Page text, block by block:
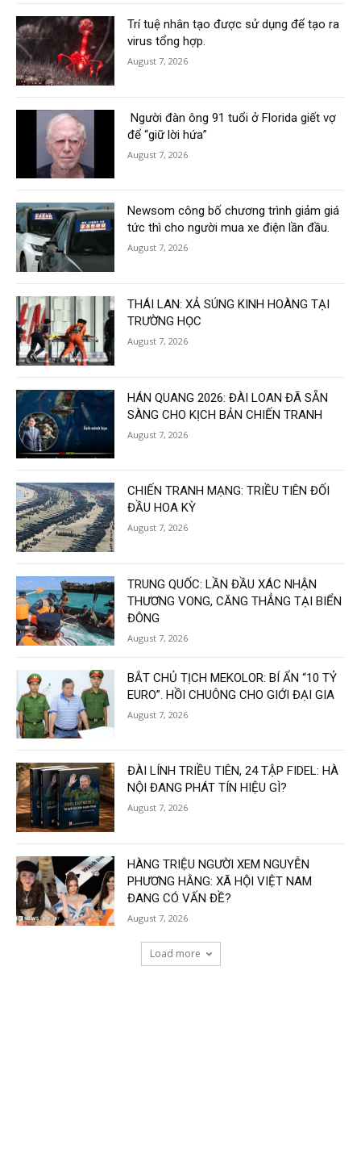
Trí tuệ nhân tạo được sử dụng để tạo ra
virus tổng hợp.
August 7, 2026
Người đàn ông 91 tuổi ở Florida giết vợ
để “giữ lời hứa”
August 7, 2026
Newsom công bố chương trình giảm giá
tức thì cho người mua xe điện lần đầu.
August 7, 2026
THÁI LAN: XẢ SÚNG KINH HOÀNG TẠI
TRƯỜNG HỌC
August 7, 2026
HÁN QUANG 2026: ĐÀI LOAN ĐÃ SẴN
SÀNG CHO KỊCH BẢN CHIẾN TRANH
August 7, 2026
CHIẾN TRANH MẠNG: TRIỀU TIÊN ĐỐI
ĐẦU HOA KỲ
August 7, 2026
TRUNG QUỐC: LẦN ĐẦU XÁC NHẬN
THƯƠNG VONG, CĂNG THẲNG TẠI BIỂN
ĐÔNG
August 7, 2026
BẮT CHỦ TỊCH MEKOLOR: BÍ ẨN “10 TỶ
EURO”. HỒI CHUÔNG CHO GIỚI ĐẠI GIA
August 7, 2026
ĐÀI LÍNH TRIỀU TIÊN, 24 TẬP FIDEL: HÀ
NỘI ĐANG PHÁT TÍN HIỆU GÌ?
August 7, 2026
HÀNG TRIỆU NGƯỜI XEM NGUYỄN
PHƯƠNG HẰNG: XÃ HỘI VIỆT NAM
ĐANG CÓ VẤN ĐỀ?
August 7, 2026
Load more